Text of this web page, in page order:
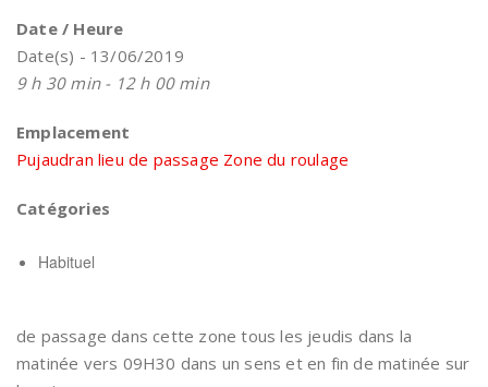
Date / Heure
Date(s) - 13/06/2019
9 h 30 min - 12 h 00 min
Emplacement
Pujaudran lieu de passage Zone du roulage
Catégories
Habituel
de passage dans cette zone tous les jeudis dans la
matinée vers 09H30 dans un sens et en fin de matinée sur